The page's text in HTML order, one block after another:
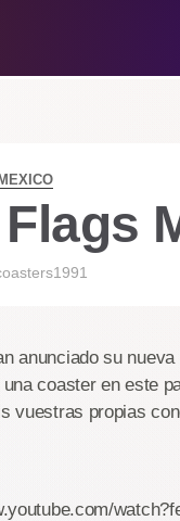
anunciado su
coaster en este
vuestras propias